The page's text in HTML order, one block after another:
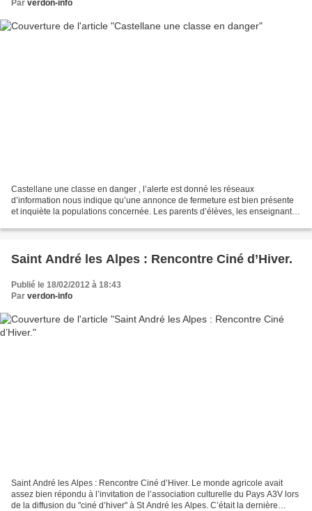
Par verdon-info
Castellane une classe en danger , l’alerte est donné les réseaux
d’information nous indique qu’une annonce de fermeture est bien présente
et inquiète la populations concernée. Les parents d’élèves, les enseignants
Saint André les Alpes : Rencontre Ciné d’Hiver.
Publié le 18/02/2012 à 18:43
Par verdon-info
Saint André les Alpes : Rencontre Ciné d’Hiver. Le monde agricole avait
assez bien répondu à l’invitation de l’association culturelle du Pays A3V lors
de la diffusion du "ciné d’hiver" à St André les Alpes. C’était la dernière